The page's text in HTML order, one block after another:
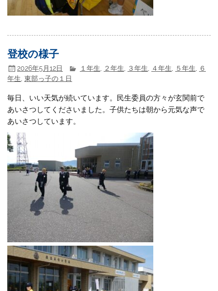
登校の様子
2026年5月12日 １年生 ２年生 ３年生 ４年生 ５年生
６
年生,東部っ子の１日
毎日、いい天気が続いています。民生委員の方々が玄関前で
あいさつしてくださいました。子供たちは朝から元気な声で
あいさつしています。